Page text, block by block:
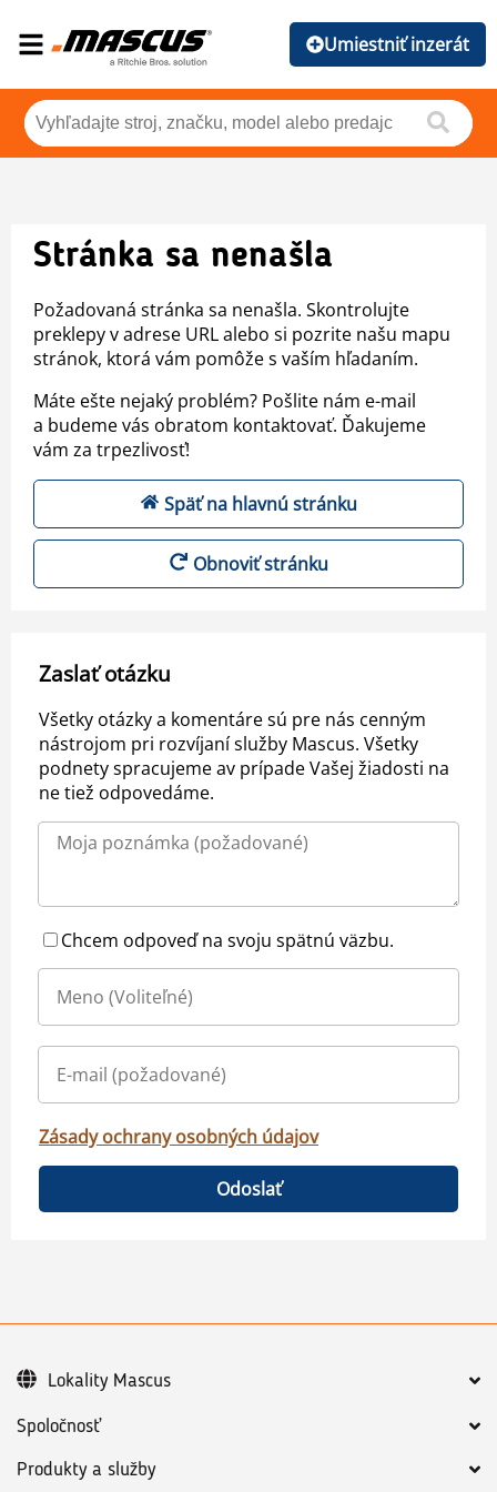
Umiestniť inzerát
Stránka sa nenašla
Požadovaná stránka sa nenašla. Skontrolujte
preklepy v adrese URL alebo si pozrite našu mapu
stránok, ktorá vám pomôže s vaším hľadaním.
Máte ešte nejaký problém? Pošlite nám e-mail
a budeme vás obratom kontaktovať. Ďakujeme
vám za trpezlivosť!
Späť na hlavnú stránku
Obnoviť stránku
Zaslať otázku
Všetky otázky a komentáre sú pre nás cenným
nástrojom pri rozvíjaní služby Mascus. Všetky
podnety spracujeme av prípade Vašej žiadosti na
ne tiež odpovedáme.
Chcem odpoveď na svoju spätnú väzbu.
Zásady ochrany osobných údajov
Odoslať
Spoločnosť
Produkty a služby
Lokality Mascus